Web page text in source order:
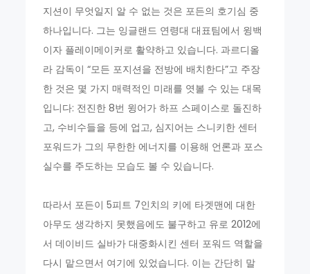
지션이 무엇일지 알 수 없는 것은 포든의 호기심 중
하나입니다. 그는 잉글랜드 연령대 대표팀에서 윙백
이자 플레이메이커로 활약하고 있습니다. 과르디올
라 감독이 “모든 포지션을 전방에 배치한다”고 주장
한 것은 몇 가지 매력적인 미래를 엿볼 수 있는 대목
입니다: 전진한 8번 윙어가 하프 스페이스로 돌진하
고, 수비수들을 등에 업고, 심지어는 스니키한 센터
포워드가 그의 무한한 에너지를 이용해 언론과 포스
실수를 주도하는 모습도 볼 수 있습니다.
따라서 포든이 5피트 7인치의 키에 타겟맨에 대한
아무도 생각하지 못했음에도 불구하고 유로 2012에
서 데이비드 실바가 대중화시킨 센터 포워드 역할을
다시 맡으면서 여기에 있었습니다. 이는 간단히 말